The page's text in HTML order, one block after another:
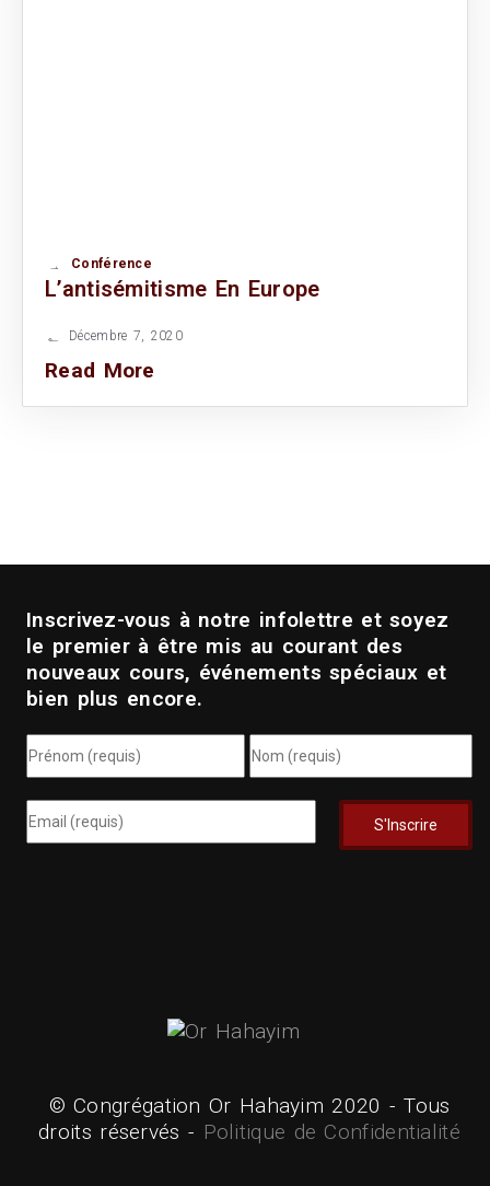
Conférence
L’antisémitisme En Europe
Décembre 7, 2020
Read More
Inscrivez-vous à notre infolettre et soyez
le premier à être mis au courant des
nouveaux cours, événements spéciaux et
bien plus encore.
© Congrégation Or Hahayim 2020 - Tous
droits réservés - Politique de Confidentialité